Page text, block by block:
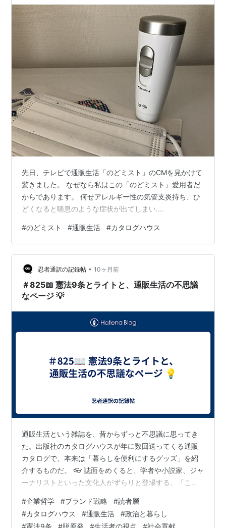
先日、テレビで通販生活「のどミスト」のCMを見かけて
驚きました。 なぜなら私はこの「のどミスト」愛用者だ
からであります。 何せアレルギー性の気管支炎持ち、ひ
どくなると喘息のような症状が出てしまい....
#のどミスト #通販生活 #カタログハウス
忍者通訳の記録帖 • 10ヶ月前
＃825📖 憲法9条とライトと、通販生活の不思議
なページ 💡
通販生活という雑誌を、昔からずっと不思議に思ってき
た。出版社のカタログハウスが年に数回送ってくる通販
カタログで、本来は「暮らしを便利にするグッズ」を紹
介するものだ。 👓 誌面をめくると、学者や小説家、ジャ
ーナリストといった文化人がずらりと登場する。「この
ば冬も寒さ知らず」「このライトは細かい文字が驚くほ
どよく見える」と、みな体験談を語る。とりわけ印象に
#企業哲学 #ブランド戦略 #読者層
#カタログハウス #通販生活 #政治と暮らし